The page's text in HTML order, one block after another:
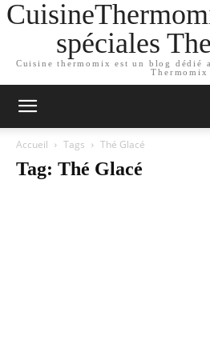
spéciales
Cuisine thermomix est un blog dédié
Thermomix
Accueil Tags Thé Glacé
Tag: Thé Glacé